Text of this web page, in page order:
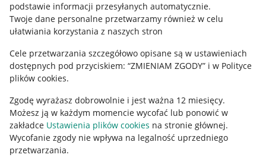
podstawie informacji przesyłanych automatycznie.
Twoje dane personalne przetwarzamy również w celu
ułatwiania korzystania z naszych stron
Cele przetwarzania szczegółowo opisane są w ustawieniach
dostępnych pod przyciskiem: “ZMIENIAM ZGODY” i w Polityce
plików cookies.
Zgodę wyrażasz dobrowolnie i jest ważna 12 miesięcy.
Możesz ją w każdym momencie wycofać lub ponowić w
zakładce Ustawienia plików cookies na stronie głównej.
Wycofanie zgody nie wpływa na legalność uprzedniego
przetwarzania.
Polityka plików "cookies"
Ustawienia plików "cookies"
Udostępnianie lokalizacji
Informacje dla Aktu o Usługach Cyfrowych
Pobierz aplikację